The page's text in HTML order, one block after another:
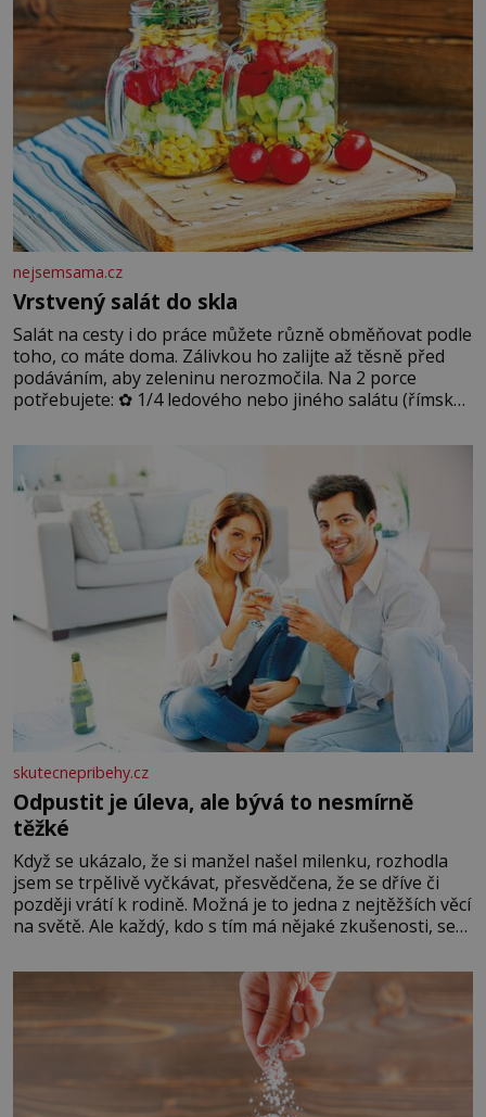
nejsemsama.cz
Vrstvený salát do skla
Salát na cesty i do práce můžete různě obměňovat podle
toho, co máte doma. Zálivkou ho zalijte až těsně před
podáváním, aby zeleninu nerozmočila. Na 2 porce
potřebujete: ✿ 1/4 ledového nebo jiného salátu (římský
okurky ✿ 2 rajčata Zálivka: ✿ 4 lžíce olivového oleje ✿ 1
lžíci citronové šťávy ✿ ½ stroužku
skutecnepribehy.cz
Odpustit je úleva, ale bývá to nesmírně
těžké
Když se ukázalo, že si manžel našel milenku, rozhodla
jsem se trpělivě vyčkávat, přesvědčena, že se dříve či
později vrátí k rodině. Možná je to jedna z nejtěžších věcí
na světě. Ale každý, kdo s tím má nějaké zkušenosti, se
Když se ke mně doneslo, že si manžel pořídil milenku,